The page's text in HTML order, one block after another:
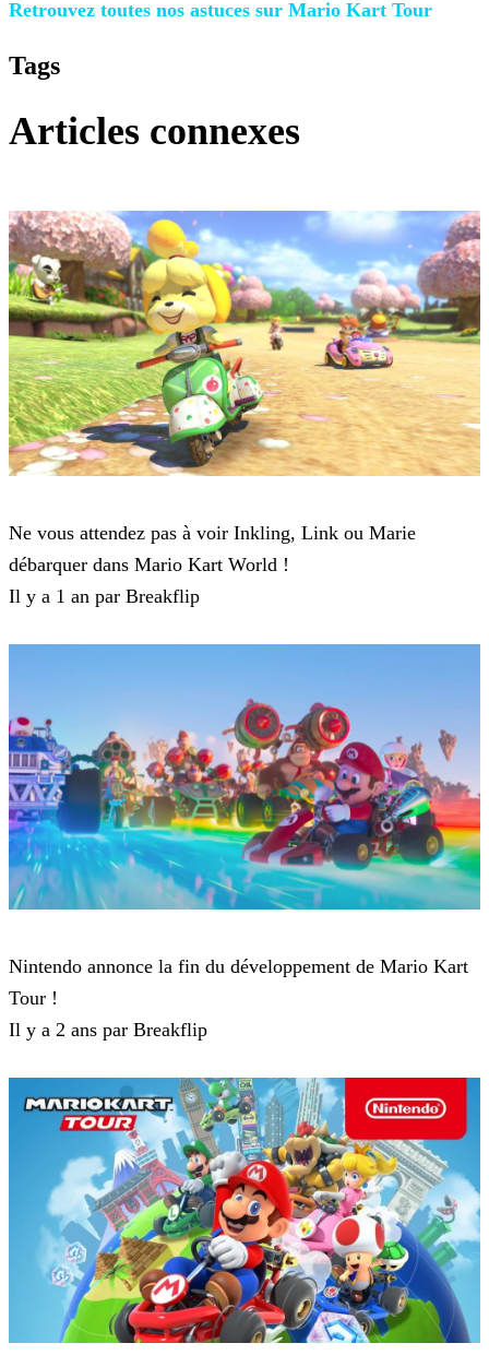
Retrouvez toutes nos astuces sur Mario Kart Tour
Tags
Articles connexes
Ne vous attendez pas à voir Inkling, Link ou Marie
débarquer dans Mario Kart World !
Il y a 1 an par Breakflip
Nintendo annonce la fin du développement de Mario Kart
Tour !
Il y a 2 ans par Breakflip